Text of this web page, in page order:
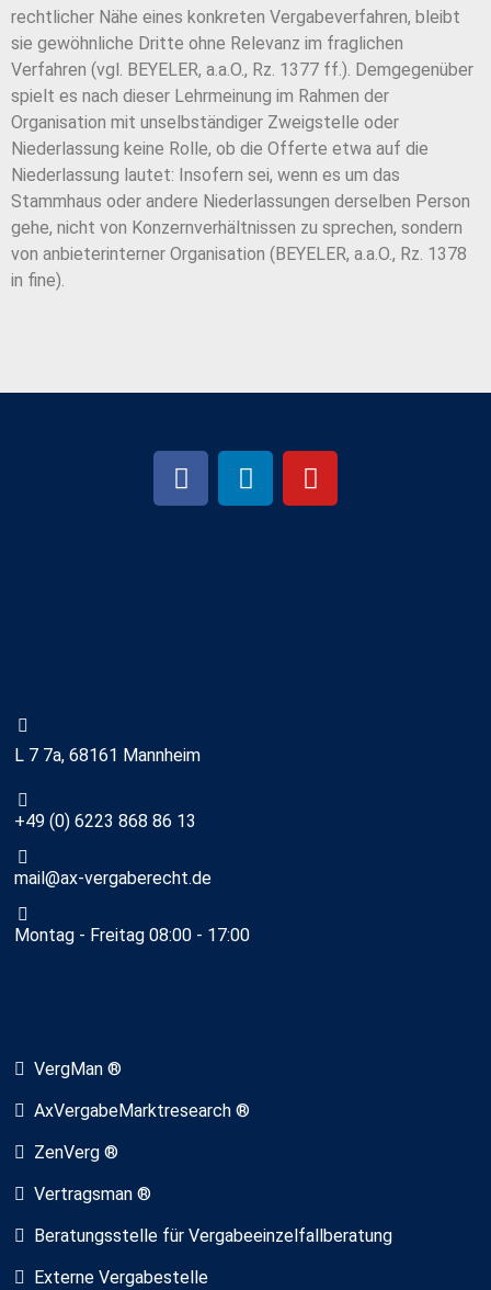
rechtlicher Nähe eines konkreten Vergabeverfahren, bleibt
sie gewöhnliche Dritte ohne Relevanz im fraglichen
Verfahren (vgl. BEYELER, a.a.O., Rz. 1377 ff.). Demgegenüber
spielt es nach dieser Lehrmeinung im Rahmen der
Organisation mit unselbständiger Zweigstelle oder
Niederlassung keine Rolle, ob die Offerte etwa auf die
Niederlassung lautet: Insofern sei, wenn es um das
Stammhaus oder andere Niederlassungen derselben Person
gehe, nicht von Konzernverhältnissen zu sprechen, sondern
von anbieterinterner Organisation (BEYELER, a.a.O., Rz. 1378
in fine).
L 7 7a, 68161 Mannheim
+49 (0) 6223 868 86 13
mail@ax-vergaberecht.de
Montag - Freitag 08:00 - 17:00
VergMan ®
AxVergabeMarktresearch ®
ZenVerg ®
Vertragsman ®
Beratungsstelle für Vergabeeinzelfallberatung
Externe Vergabestelle